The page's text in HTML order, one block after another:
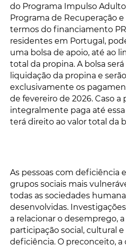
do Programa Impulso
Programa de Recuperação e
termos do financiamento
residentes em Portugal,
uma bolsa de apoio, até ao
total da propina. A bolsa
liquidação da propina e
exclusivamente os
de fevereiro de 2026. Caso a
integralmente paga até
terá direito ao valor total da
As pessoas com deficiência
grupos sociais mais
todas as sociedades
desenvolvidas.
a relacionar o desemprego,
participação social, cultural
deficiência. O preconceito, a